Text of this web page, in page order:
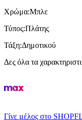
Χρώμα:Μπλε
Τύπος:Πλάτης
Τάξη:Δημοτικού
Δες όλα τα
Γίνε μέλος στο